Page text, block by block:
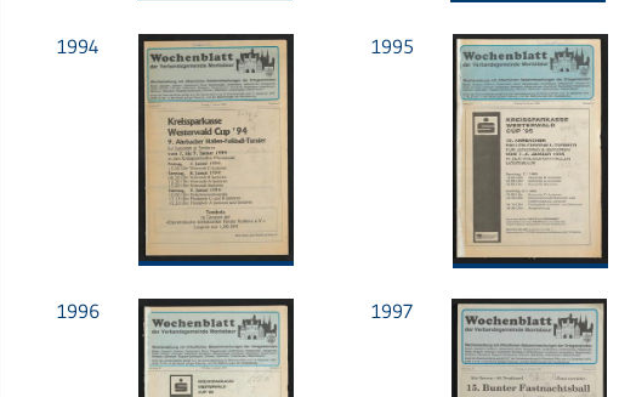
1994 1995
1996 1997